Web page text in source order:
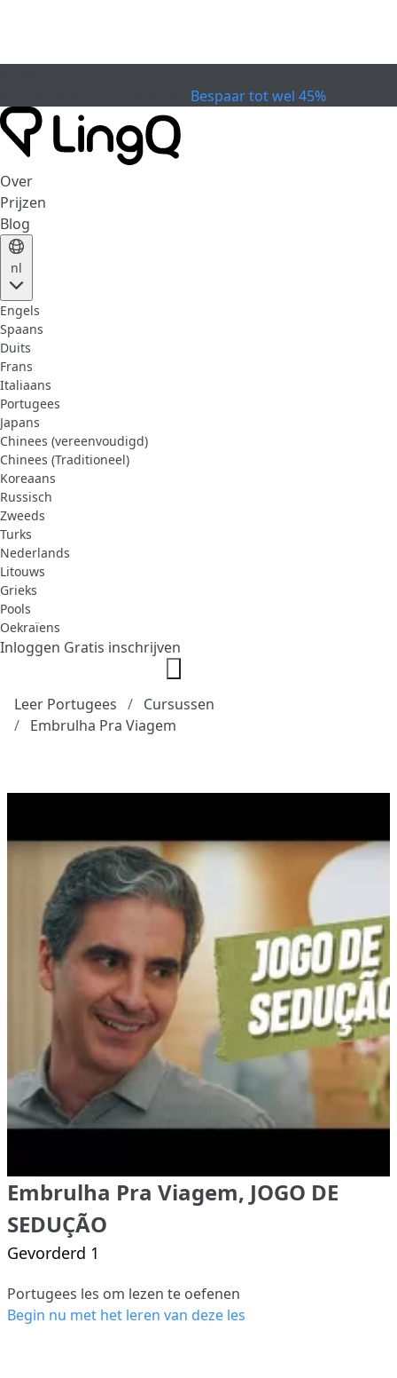
Bespaar tot wel 45%
Over
Prijzen
Blog
nl
Engels
Spaans
Duits
Frans
Italiaans
Portugees
Japans
Chinees (vereenvoudigd)
Chinees (Traditioneel)
Koreaans
Russisch
Zweeds
Turks
Nederlands
Litouws
Grieks
Pools
Oekraïens
Inloggen Gratis inschrijven
Leer Portugees
Cursussen
Embrulha Pra Viagem
Embrulha Pra Viagem, JOGO DE
SEDUÇÃO
Gevorderd 1
Portugees les om lezen te oefenen
Begin nu met het leren van deze les